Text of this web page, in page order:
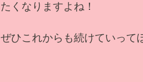
たくなりますよね！
ぜひこれからも続けていって